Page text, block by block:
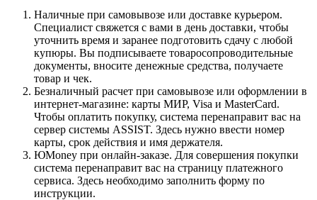
Наличные при самовывозе или доставке курьером.
Специалист свяжется с вами в день доставки, чтобы
уточнить время и заранее подготовить сдачу с любой
купюры. Вы подписываете товаросопроводительные
документы, вносите денежные средства, получаете
товар и чек.
Безналичный расчет при самовывозе или оформлении в
интернет-магазине: карты МИР, Visa и MasterCard.
Чтобы оплатить покупку, система перенаправит вас на
сервер системы ASSIST. Здесь нужно ввести номер
карты, срок действия и имя держателя.
ЮMoney при онлайн-заказе. Для совершения покупки
система перенаправит вас на страницу платежного
сервиса. Здесь необходимо заполнить форму по
инструкции.